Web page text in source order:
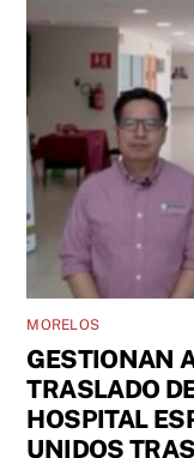
MORELOS
GESTIONAN
TRASLADO
HOSPITAL
UNIDOS